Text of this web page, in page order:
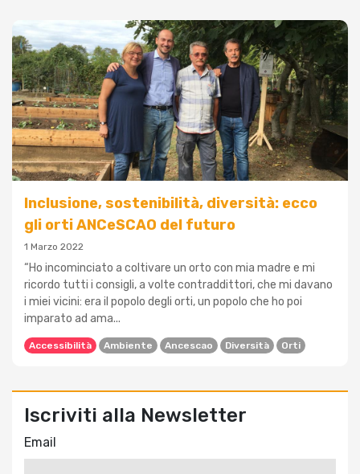
Inclusione, sostenibilità, diversità: ecco
gli orti ANCeSCAO del futuro
1 Marzo 2022
“Ho incominciato a coltivare un orto con mia madre e mi
ricordo tutti i consigli, a volte contraddittori, che mi davano
i miei vicini: era il popolo degli orti, un popolo che ho poi
imparato ad ama...
Accessibilità Ambiente Ancescao Diversità Orti
Iscriviti alla Newsletter
Email